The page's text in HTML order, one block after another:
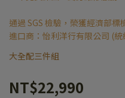
通過 SGS 檢驗，榮獲經濟部標
進口商：怡利洋行有限公司 (
大全配三件組
NT$22,990